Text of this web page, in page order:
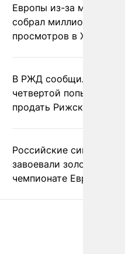
Европы из-за
собрал миллион
просмотров в X
В РЖД сообщили о
четвертой попытке
продать Рижский
Российские
завоевали золото на
чемпионате Европы